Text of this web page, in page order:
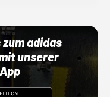
adidas
unserer